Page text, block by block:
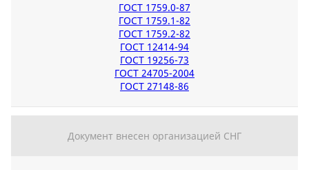
ГОСТ 1759.0-87
ГОСТ 1759.1-82
ГОСТ 1759.2-82
ГОСТ 12414-94
ГОСТ 19256-73
ГОСТ 24705-2004
ГОСТ 27148-86
Документ внесен организацией СНГ